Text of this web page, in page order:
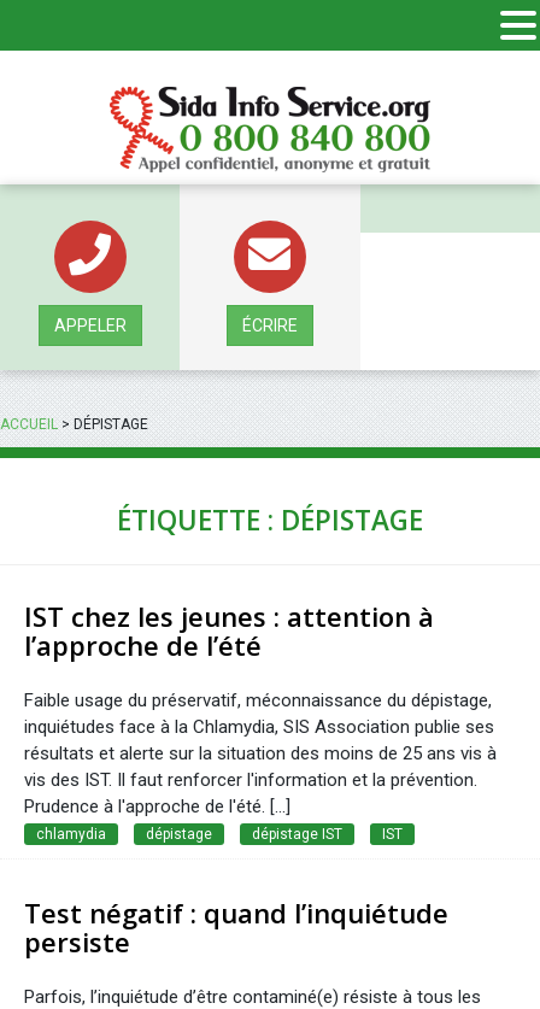
APPELER ÉCRIRE
ACCUEIL>DÉPISTAGE
ÉTIQUETTE : DÉPISTAGE
IST chez les jeunes : attention à
l’approche de l’été
Faible usage du préservatif, méconnaissance du dépistage,
inquiétudes face à la Chlamydia, SIS Association publie ses
résultats et alerte sur la situation des moins de 25 ans vis à
vis des IST. Il faut renforcer l'information et la prévention.
Prudence à l'approche de l'été. [...]
chlamydia dépistage dépistage IST IST
Test négatif : quand l’inquiétude
persiste
Parfois, l’inquiétude d’être contaminé(e) résiste à tous les